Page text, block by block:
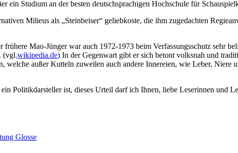
ein Studium an der besten deutschsprachigen Hochschule für
Milieus als „Steinbeiser“ geliebkoste, die ihm zugedachten
Mao-Jünger war auch 1972-1973 beim Verfassungsschutz sehr
(vgl.wikipedia.de) In der Gegenwart gibt er sich betont volksnah und
welche außer Kutteln zuweilen auch andere Innereien, wie Leber,
Politikdarsteller ist, dieses Urteil darf ich Ihnen, liebe Leserinnen und
Glosse